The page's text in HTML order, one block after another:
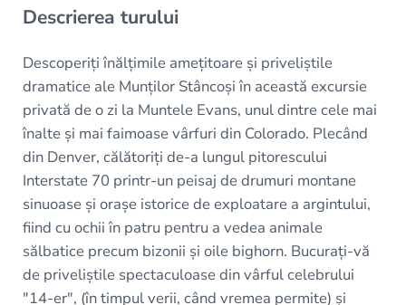
Descrierea turului
Descoperiți înălțimile amețitoare și priveliștile
dramatice ale Munților Stâncoși în această excursie
privată de o zi la Muntele Evans, unul dintre cele mai
înalte și mai faimoase vârfuri din Colorado. Plecând
din Denver, călătoriți de-a lungul pitorescului
Interstate 70 printr-un peisaj de drumuri montane
sinuoase și orașe istorice de exploatare a argintului,
fiind cu ochii în patru pentru a vedea animale
sălbatice precum bizonii și oile bighorn. Bucurați-vă
de priveliștile spectaculoase din vârful celebrului
"14-er", (în timpul verii, când vremea permite) și